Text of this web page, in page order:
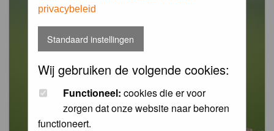
privacybeleid
Standaard instellingen
Wij gebruiken de volgende cookies:
Functioneel: cookies die er voor
zorgen dat onze website naar behoren
functioneert.